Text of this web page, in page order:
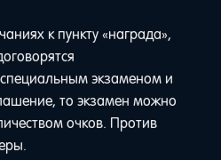
к пункту «награда»,
экзаменом и
то экзамен можно
очков. Против